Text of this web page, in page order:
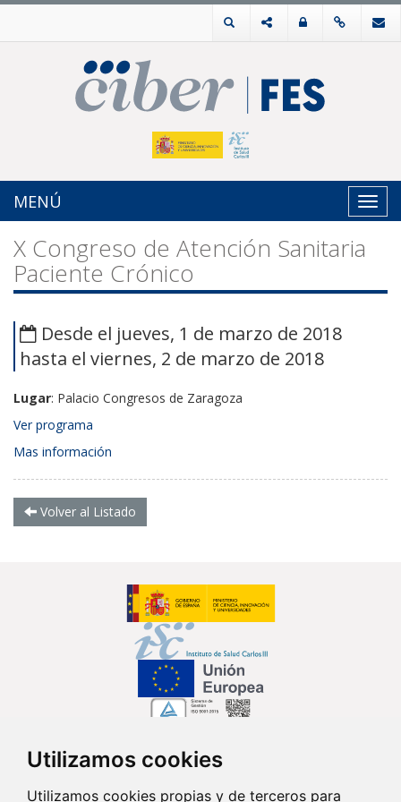
Utilizamos cookies
Utilizamos cookies propias y de terceros para
MENÚ
X Congreso de Atención Sanitaria
Paciente Crónico
Desde el jueves, 1 de marzo de 2018
hasta el viernes, 2 de marzo de 2018
Lugar: Palacio Congresos de Zaragoza
Ver programa
Mas información
Volver al Listado
Síguenos en...